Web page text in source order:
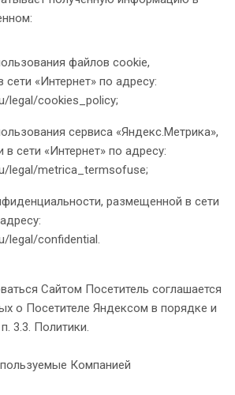
файлов cookie,
«Интернет» по адресу:
legal/cookies_policy;
сервиса «Яндекс.Метрика»,
сети «Интернет» по адресу:
legal/metrica_termsofuse;
размещенной в сети
legal/confidential.
Сайтом Посетитель соглашается
о Посетителе Яндексом в порядке и
3.3. Политики.
Компанией